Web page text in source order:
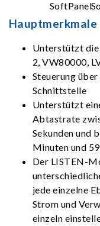
Hauptmerkmale
Unterstützt die
2, VW80000,
Steuerung
Schnittstelle
Unterstützt
Abtastrate
Sekunden und
Minuten und
Der LISTEN-
jede einzelne
Strom und
einzeln